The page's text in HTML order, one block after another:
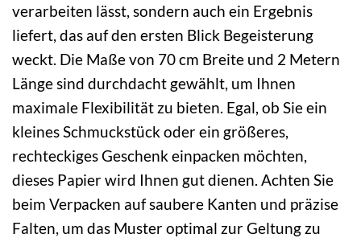
verarbeiten lässt, sondern auch ein Ergebnis
liefert, das auf den ersten Blick Begeisterung
weckt. Die Maße von 70 cm Breite und 2 Metern
Länge sind durchdacht gewählt, um Ihnen
maximale Flexibilität zu bieten. Egal, ob Sie ein
kleines Schmuckstück oder ein größeres,
rechteckiges Geschenk einpacken möchten,
dieses Papier wird Ihnen gut dienen. Achten Sie
beim Verpacken auf saubere Kanten und präzise
Falten, um das Muster optimal zur Geltung zu